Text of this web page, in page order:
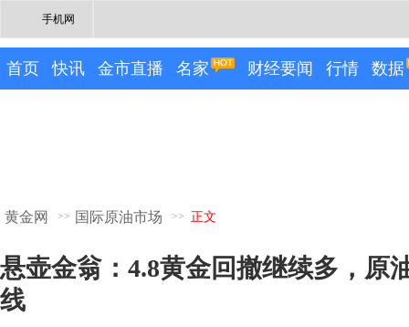
手机网
首页 快讯 金市直播 名家 财经要闻 行情 数据
黄金网 >> 国际原油市场 >> 正文
悬壶金翁：4.8黄金回撤继续多，原
线